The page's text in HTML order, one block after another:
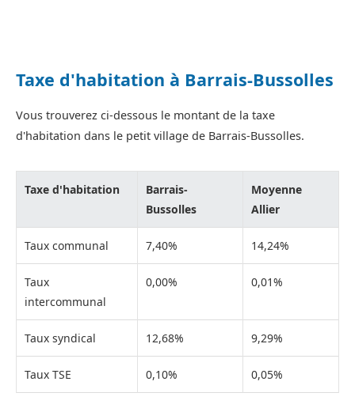
Taxe d'habitation à Barrais-Bussolles
Vous trouverez ci-dessous le montant de la taxe
d'habitation dans le petit village de Barrais-Bussolles.
Taxe d'habitation
Barrais-
Bussolles
Moyenne
Allier
Taux communal 7,40% 14,24%
Taux
intercommunal
0,00% 0,01%
Taux syndical 12,68% 9,29%
Taux TSE 0,10% 0,05%